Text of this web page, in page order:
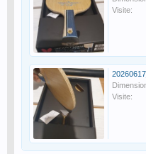
Visite:
Visite: